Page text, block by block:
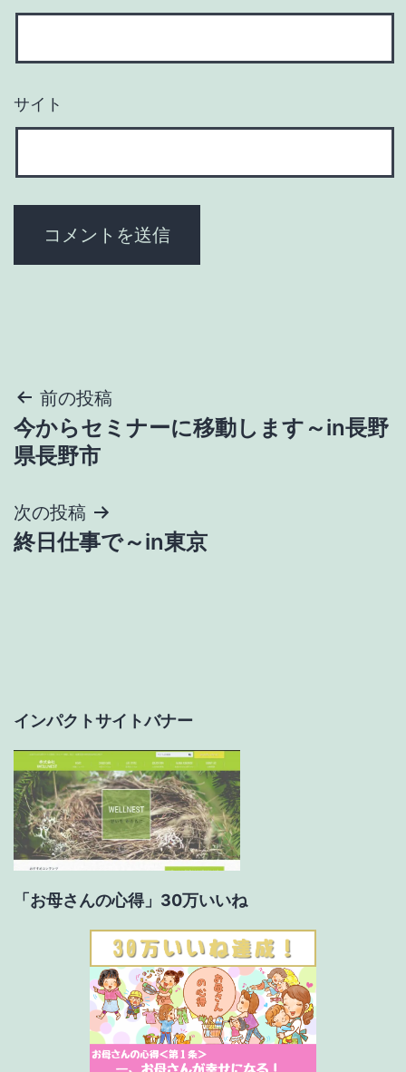
サイト
投
稿
ビ
ン
前の投稿
今からセミナーに移動します～in長野
県長野市
次の投稿
終日仕事で～in東京
インパクトサイトバナー
「お母さんの心得」30万いいね